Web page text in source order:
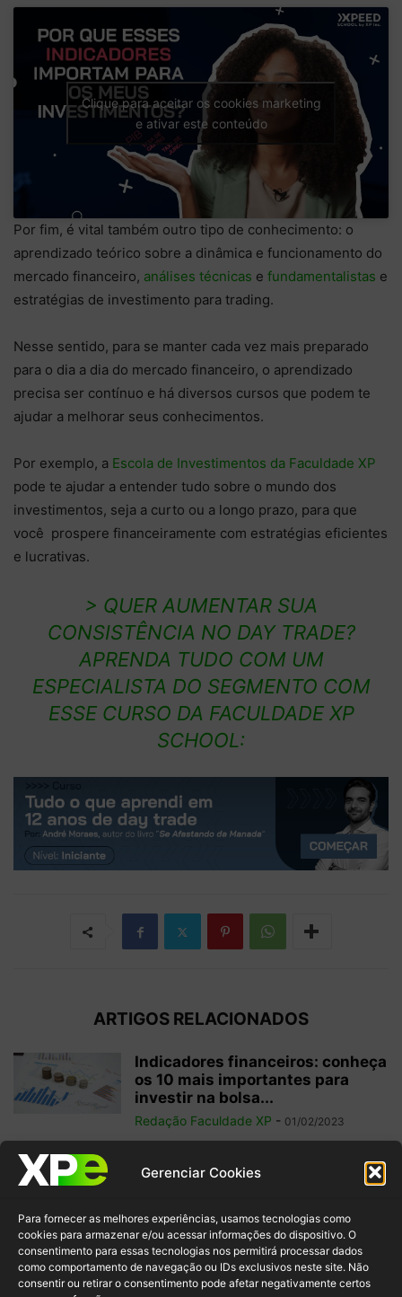
Gerenciar Cookies
Para fornecer as melhores experiências, usamos tecnologias como
cookies para armazenar e/ou acessar informações do dispositivo. O
consentimento para essas tecnologias nos permitirá processar dados
como comportamento de navegação ou IDs exclusivos neste site. Não
consentir ou retirar o consentimento pode afetar negativamente certos
Clique para aceitar os cookies marketing
e ativar este conteúdo
Por fim, é vital também outro tipo de conhecimento: o
aprendizado teórico sobre a dinâmica e funcionamento do
mercado financeiro, análises técnicas e fundamentalistas e
estratégias de investimento para trading.
Nesse sentido, para se manter cada vez mais preparado
para o dia a dia do mercado financeiro, o aprendizado
precisa ser contínuo e há diversos cursos que podem te
ajudar a melhorar seus conhecimentos.
Por exemplo, a Escola de Investimentos da Faculdade XP
pode te ajudar a entender tudo sobre o mundo dos
investimentos, seja a curto ou a longo prazo, para que
você prospere financeiramente com estratégias eficientes
e lucrativas.
> QUER AUMENTAR SUA
CONSISTÊNCIA NO DAY TRADE?
APRENDA TUDO COM UM
ESPECIALISTA DO SEGMENTO COM
ESSE CURSO DA FACULDADE XP
SCHOOL:
ARTIGOS RELACIONADOS
Indicadores financeiros: conheça
os 10 mais importantes para
investir na bolsa...
Redação Faculdade XP - 01/02/2023
Como começar a operar em
swing trade? 5 dicas para
Redação Faculdade XP - 31/01/2023
Free float: qual a importância
desse conceito para acionistas